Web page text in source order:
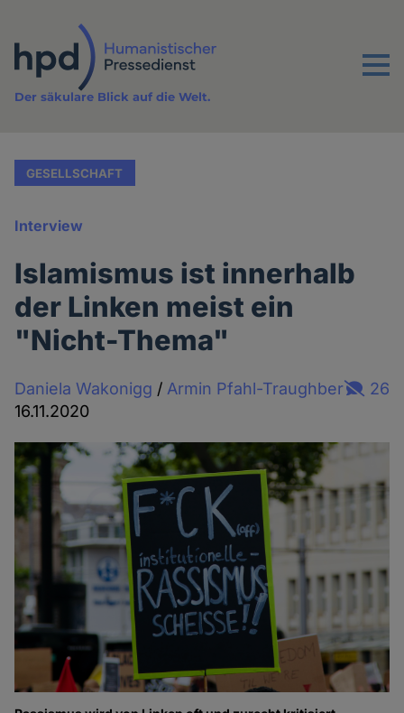
Inhalt
Menu
Der säkulare Blick auf die Welt.
GESELLSCHAFT
Interview
Islamismus ist innerhalb
der Linken meist ein
"Nicht-Thema"
Daniela Wakonigg / Armin Pfahl-Traughber
16.11.2020
26